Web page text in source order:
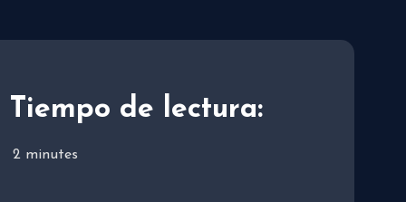
Tiempo de lectura:
2 minutes